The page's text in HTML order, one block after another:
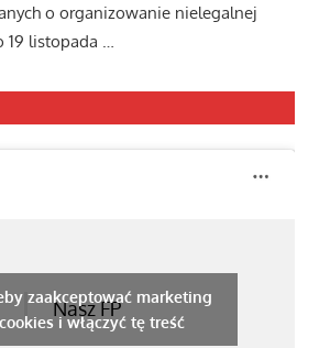
o organizowanie nielegalnej
listopada …
Nasz FP
zaakceptować marketing
i włączyć tę treść